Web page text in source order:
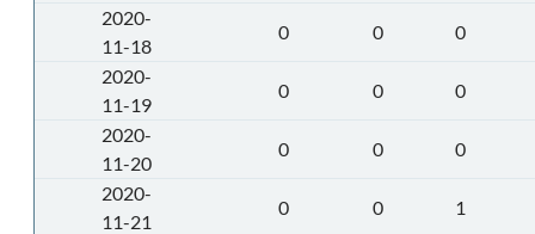
2020-
11-18
0 0
0
2020-
11-19
0 0
0
2020-
11-20
0 0
0
2020-
11-21
0 0
1